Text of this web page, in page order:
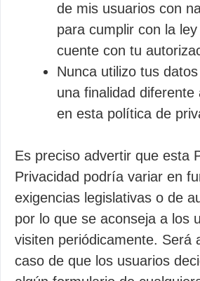
de mis usuarios con
para cumplir con la
cuente con tu
Nunca utilizo tus
una finalidad diferente
en esta política de
Es preciso advertir que esta
Privacidad podría variar en
exigencias legislativas o de
por lo que se aconseja a los
visiten periódicamente. Será
caso de que los usuarios